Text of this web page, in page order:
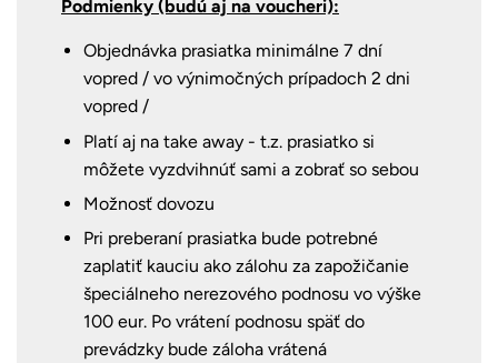
Podmienky (budú aj na voucheri):
Objednávka prasiatka minimálne 7 dní
vopred / vo výnimočných prípadoch 2 dni
vopred /
Platí aj na take away - t.z. prasiatko si
môžete vyzdvihnúť sami a zobrať so sebou
Možnosť dovozu
Pri preberaní prasiatka bude potrebné
zaplatiť kauciu ako zálohu za zapožičanie
špeciálneho nerezového podnosu vo výške
100 eur. Po vrátení podnosu späť do
prevádzky bude záloha vrátená